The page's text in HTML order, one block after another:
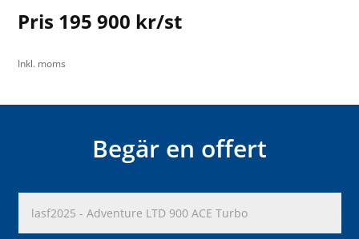
Pris 195 900 kr/st
Inkl. moms
Begär en offert